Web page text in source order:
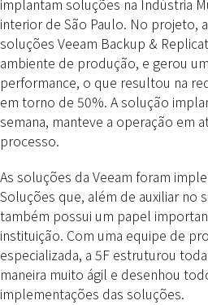
implantam soluções na Indústria
interior de São Paulo. No projeto,
soluções Veeam Backup &
ambiente de produção, e gerou
performance, o que resultou na
em torno de 50%. A solução
semana, manteve a operação em
processo.
As soluções da Veeam foram
Soluções que, além de auxiliar no
também possui um papel
instituição. Com uma equipe de
especializada, a 5F estruturou
maneira muito ágil e desenhou
implementações das soluções.